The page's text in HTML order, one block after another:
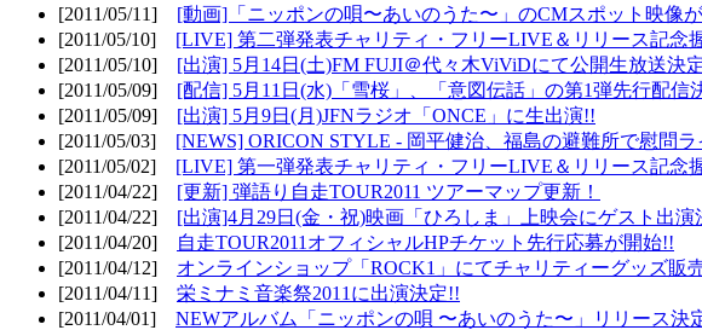
[2011/05/11] [動画]「ニッポンの唄〜あいのうた〜」のCMスポット映像
[2011/05/10] [LIVE] 第二弾発表チャリティ・フリーLIVE＆リリース記念
[2011/05/10] [出演] 5月14日(土)FM FUJI＠代々木ViViDにて公開生放送決
[2011/05/09] [配信] 5月11日(水)「雪桜」、「意図伝話」の第1弾先行配信
[2011/05/09] [出演] 5月9日(月)JFNラジオ「ONCE」に生出演!!
[2011/05/03] [NEWS] ORICON STYLE - 岡平健治、福島の避難所で慰問ラ
[2011/05/02] [LIVE] 第一弾発表チャリティ・フリーLIVE＆リリース記念
[2011/04/22] [更新] 弾語り自走TOUR2011 ツアーマップ更新！
[2011/04/22] [出演]4月29日(金・祝)映画「ひろしま」上映会にゲスト出演
[2011/04/20]
自走TOUR2011オフィシャルHPチケット先行応募が開始!!
[2011/04/12] オンラインショップ「ROCK1」にてチャリティーグッズ販
[2011/04/11] 栄ミナミ音楽祭2011に出演決定!!
[2011/04/01] NEWアルバム「ニッポンの唄 〜あいのうた〜」リリース決